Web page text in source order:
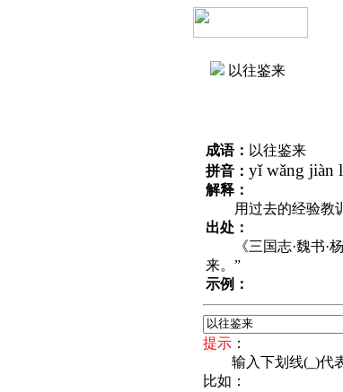
以往鉴来
成语： 以往鉴来
拼音： yǐ wǎng jiàn
解释：
用过去的经验教训
出处：
《三国志·魏书·杨
来。”
示例：
提示：
输入下划线(_)代表
比如：